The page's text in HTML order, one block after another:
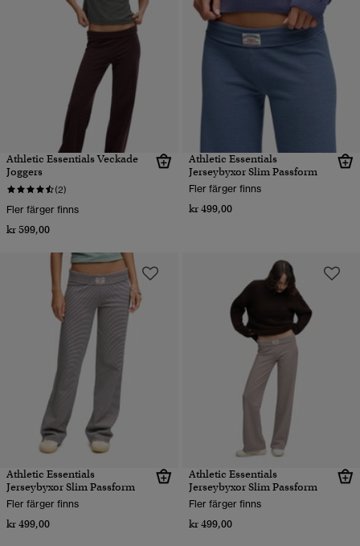
Athletic Essentials Veckade
Joggers
(2)
Fler färger finns
kr 599,00
Athletic Essentials
Jerseybyxor Slim Passform
Fler färger finns
kr 499,00
Athletic Essentials
Jerseybyxor Slim Passform
Fler färger finns
kr 499,00
Athletic Essentials
Jerseybyxor Slim Passform
Fler färger finns
kr 499,00